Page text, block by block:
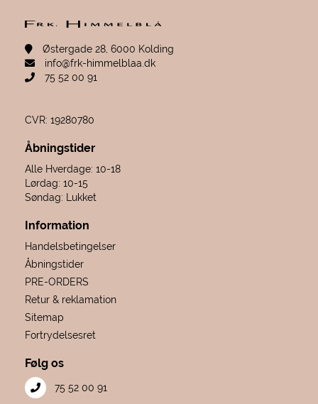
Østergade 28, 6000 Kolding
info@frk-himmelblaa.dk
75 52 00 91
CVR: 19280780
Åbningstider
Alle Hverdage: 10-18
Lørdag: 10-15
Søndag: Lukket
Information
Handelsbetingelser
Åbningstider
PRE-ORDERS
Retur & reklamation
Sitemap
Fortrydelsesret
Følg os
75 52 00 91